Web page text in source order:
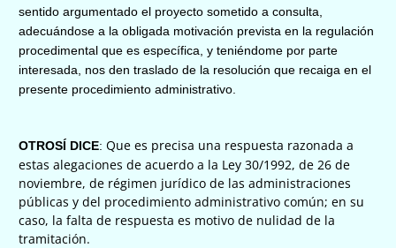
sentido argumentado el proyecto sometido a consulta,
adecuándose a la obligada motivación prevista en la regulación
procedimental que es específica, y teniéndome por parte
interesada, nos den traslado de la resolución que recaiga en el
presente procedimiento administrativo.
OTROSÍ DICE: Que es precisa una respuesta razonada a
estas alegaciones de acuerdo a la Ley 30/1992, de 26 de
noviembre, de régimen jurídico de las administraciones
públicas y del procedimiento administrativo común; en su
caso, la falta de respuesta es motivo de nulidad de la
tramitación.